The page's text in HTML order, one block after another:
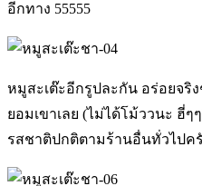
อีกทาง 55555
หมูสะเต๊ะอีกรูปละกัน อร่อยจริ
ยอมเขาเลย (ไม่ได้โม้ววนะ ฮี่ๆ
รสชาติปกติตามร้านอื่นทั่วไปค